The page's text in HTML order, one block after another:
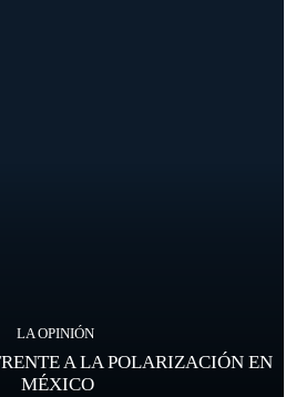
LA OPINIÓN
A LA POLARIZACIÓN EN
MÉXICO